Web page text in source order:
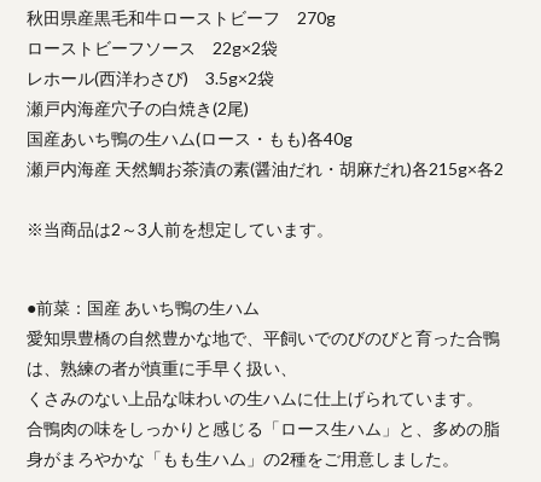
秋田県産黒毛和牛ローストビーフ 270g
ローストビーフソース 22g×2袋
レホール(西洋わさび) 3.5g×2袋
瀬戸内海産穴子の白焼き(2尾)
国産あいち鴨の生ハム(ロース・もも)各40g
瀬戸内海産 天然鯛お茶漬の素(醤油だれ・胡麻だれ)各215g×各2
※当商品は2～3人前を想定しています。
●前菜：国産 あいち鴨の生ハム
愛知県豊橋の自然豊かな地で、平飼いでのびのびと育った合鴨
は、熟練の者が慎重に手早く扱い、
くさみのない上品な味わいの生ハムに仕上げられています。
合鴨肉の味をしっかりと感じる「ロース生ハム」と、多めの脂
身がまろやかな「もも生ハム」の2種をご用意しました。